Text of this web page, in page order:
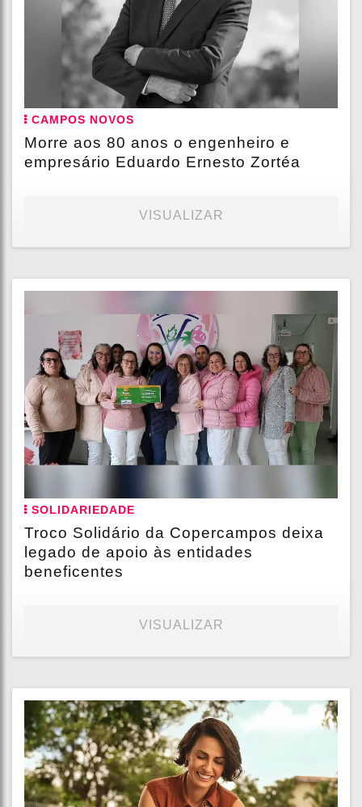
CAMPOS NOVOS
Morre aos 80 anos o engenheiro e
empresário Eduardo Ernesto Zortéa
VISUALIZAR
SOLIDARIEDADE
Troco Solidário da Copercampos deixa
legado de apoio às entidades
beneficentes
VISUALIZAR